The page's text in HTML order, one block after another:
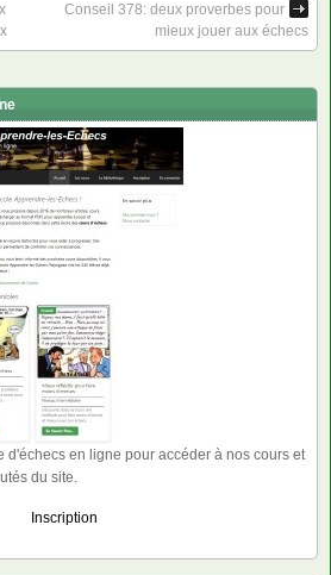
Conseil 378: deux proverbes pour
mieux jouer aux échecs
d'échecs en ligne pour accéder à nos cours et
du site.
Inscription